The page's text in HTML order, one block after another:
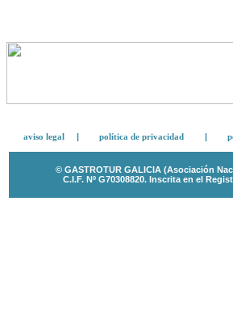
aviso legal | política de privacidad |
© GASTROTUR GALICIA (Asociación
C.I.F. Nº G70308820. Inscrita en el